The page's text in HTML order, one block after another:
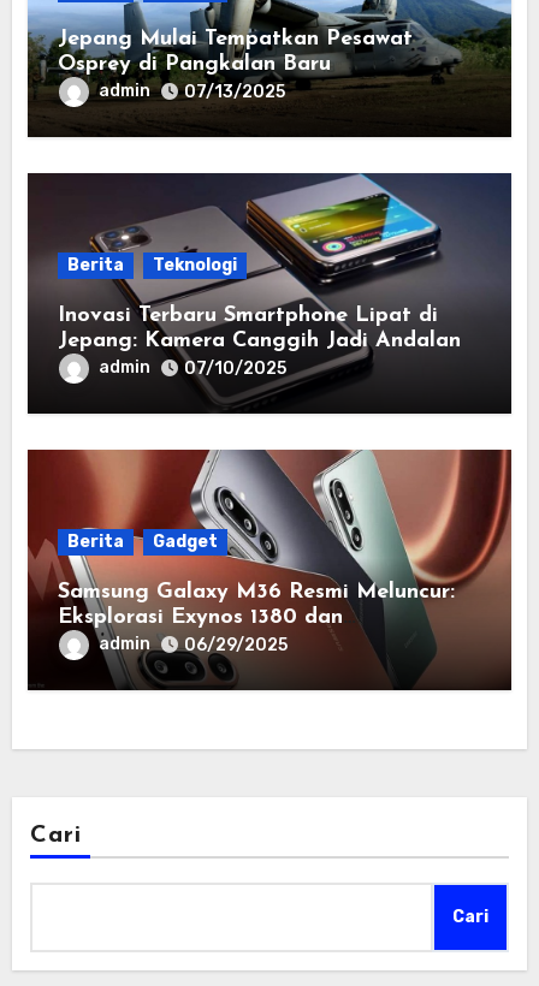
Jepang Mulai Tempatkan Pesawat
Osprey di Pangkalan Baru
admin 07/13/2025
Berita Teknologi
Inovasi Terbaru Smartphone Lipat di
Jepang: Kamera Canggih Jadi Andalan
admin 07/10/2025
Berita Gadget
Samsung Galaxy M36 Resmi Meluncur:
Eksplorasi Exynos 1380 dan
Kecanggihan Fitur AI
admin 06/29/2025
Cari
Cari